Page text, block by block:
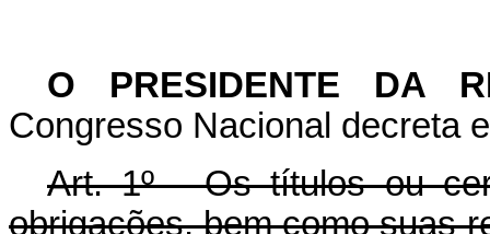
O
PRESIDENTE DA
Congresso Nacional decreta
Art. 1º - Os títulos ou
obrigações, bem como suas